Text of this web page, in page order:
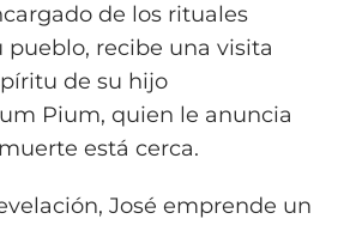
de los rituales
pueblo, recibe una visita
de su hijo
Pium, quien le anuncia
está cerca.
José emprende un